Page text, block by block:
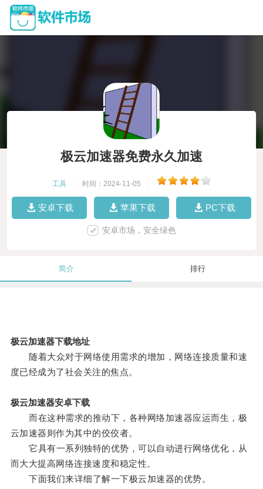
极云加速器免费永久加速
工具 时间：2024-11-05
安卓下载 苹果下载 PC下载
安卓市场，安全绿色
简介 排行
极云加速器下载地址
随着大众对于网络使用需求的增加，网络连接质量和速
度已经成为了社会关注的焦点。
极云加速器安卓下载
而在这种需求的推动下，各种网络加速器应运而生，极
云加速器则作为其中的佼佼者。
它具有一系列独特的优势，可以自动进行网络优化，从
而大大提高网络连接速度和稳定性。
下面我们来详细了解一下极云加速器的优势。